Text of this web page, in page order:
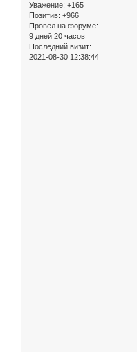
Уважение: +165
Позитив: +966
Провел на форуме:
9 дней 20 часов
Последний визит:
2021-08-30 12:38:44